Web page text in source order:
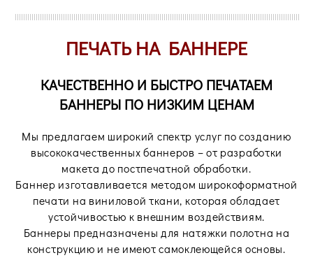
ПЕЧАТЬ НА БАННЕРЕ
КАЧЕСТВЕННО И БЫСТРО ПЕЧАТАЕМ
БАННЕРЫ ПО НИЗКИМ ЦЕНАМ
Мы предлагаем широкий спектр услуг по созданию
высококачественных баннеров – от разработки
макета до постпечатной обработки.
Баннер изготавливается методом широкоформатной
печати на виниловой ткани, которая обладает
устойчивостью к внешним воздействиям.
Баннеры предназначены для натяжки полотна на
конструкцию и не имеют самоклеющейся основы.